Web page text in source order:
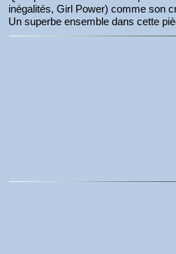
inégalités, Girl Power) comme son
Un superbe ensemble dans cette